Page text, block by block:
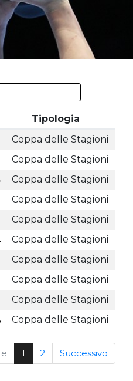
Tipologia
Coppa delle Stagioni
Coppa delle Stagioni
Coppa delle Stagioni
Coppa delle Stagioni
Coppa delle Stagioni
Coppa delle Stagioni
Coppa delle Stagioni
Coppa delle Stagioni
Coppa delle Stagioni
Coppa delle Stagioni
1 2 Successivo